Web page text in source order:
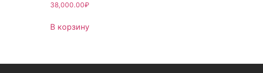
38,000.00₽
В корзину